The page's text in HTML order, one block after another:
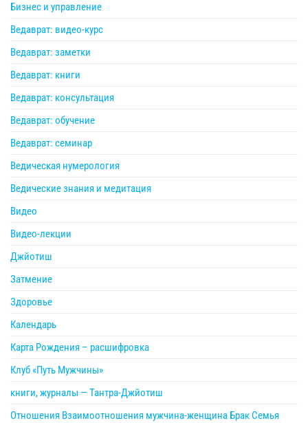
Бизнес и управление
Ведаврат: видео-курс
Ведаврат: заметки
Ведаврат: книги
Ведаврат: консультация
Ведаврат: обучение
Ведаврат: семинар
Ведическая нумерология
Ведические знания и медитация
Видео
Видео-лекции
Джйотиш
Затмение
Здоровье
Календарь
Карта Рождения – расшифровка
Клуб «Путь Мужчины»
книги, журналы — Тантра-Джйотиш
Отношения Взаимоотношения мужчина-женщина Брак Семья